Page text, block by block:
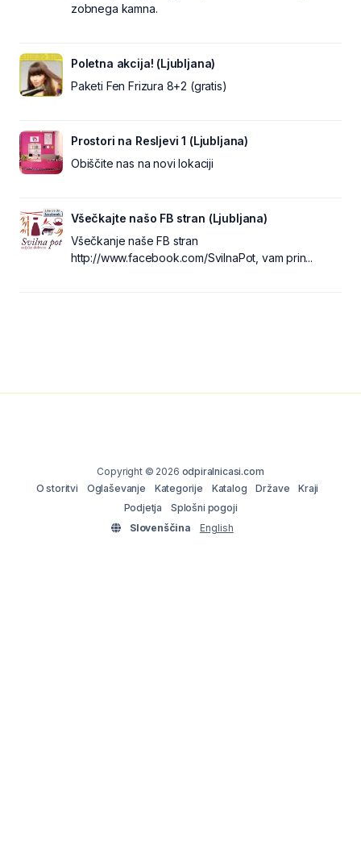
zobnega kamna.
Poletna akcija! (Ljubljana)
Paketi Fen Frizura 8+2 (gratis)
Prostori na Resljevi 1 (Ljubljana)
Obiščite nas na novi lokaciji
Všečkajte našo FB stran (Ljubljana)
Všečkanje naše FB stran
http://www.facebook.com/SvilnaPot, vam prin...
Copyright © 2026 odpiralnicasi.com
O storitvi
Oglaševanje Kategorije Katalog Države
Kraji
Podjetja
Splošni pogoji
Slovenščina
English